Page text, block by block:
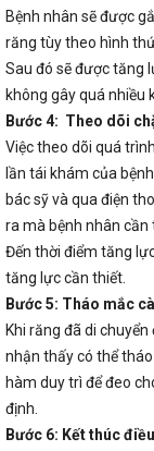
Bệnh nhân sẽ được
răng tùy theo hình
Sau đó sẽ được tăng
không gây quá nhiều
Bước 4: Theo dõi
Việc theo dõi quá trình
lần tái khám của
bác sỹ và qua điện
ra mà bệnh nhân cần
Đến thời điểm tăng
tăng lực cần thiết.
Bước 5: Tháo mắc
Khi răng đã di
nhận thấy có thể
hàm duy trì để đeo
định.
Bước 6: Kết thúc